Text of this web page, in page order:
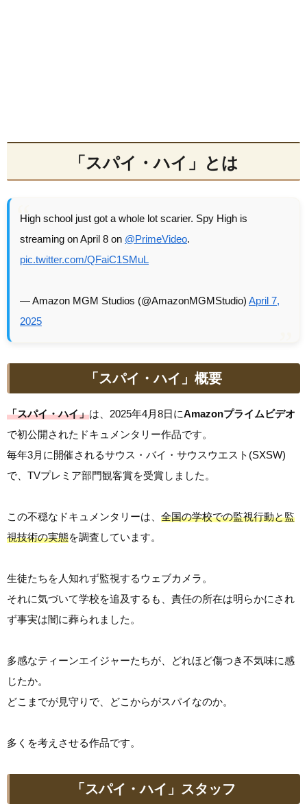
「スパイ・ハイ」とは
High school just got a whole lot scarier. Spy High is
streaming on April 8 on @PrimeVideo.
pic.twitter.com/QFaiC1SMuL
— Amazon MGM Studios (@AmazonMGMStudio) April 7,
2025
「スパイ・ハイ」概要
「スパイ・ハイ」は、2025年4月8日にAmazonプライムビデオ
で初公開されたドキュメンタリー作品です。
毎年3月に開催されるサウス・バイ・サウスウエスト(SXSW)
で、TVプレミア部門観客賞を受賞しました。
この不穏なドキュメンタリーは、 全国の学校での監視行動と監
視技術の実態を調査しています。
生徒たちを人知れず監視するウェブカメラ。
それに気づいて学校を追及するも、責任の所在は明らかにされ
ず事実は闇に葬られました。
多感なティーンエイジャーたちが、どれほど傷つき不気味に感
じたか。
どこまでが見守りで、どこからがスパイなのか。
多くを考えさせる作品です。
「スパイ・ハイ」スタッフ